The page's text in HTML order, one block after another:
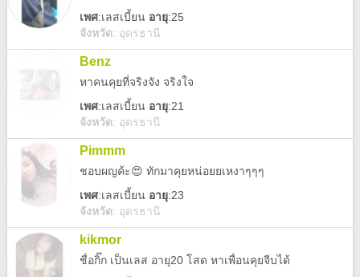
เพศ:เลสเบี้ยน อายุ:25
จังหวัด: อุดรธานี
Benz
หาคนคุยที่จริงจัง จริงใจ
เพศ:เลสเบี้ยน อายุ:21
จังหวัด: อุดรธานี
Pimmm
ชอบผญค้ะ😍 ทักมาคุยหน่อยยเหงาๆๆๆ
เพศ:เลสเบี้ยน อายุ:23
จังหวัด: อุดรธานี
kikmor
ชื่อกิ๊ก เป็นเลส อายุ20 โสด หาเพื่อนคุยจีบได้